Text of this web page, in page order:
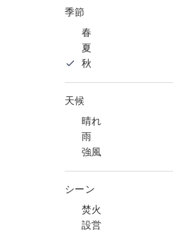
季節
春
夏
秋
天候
晴れ
雨
強風
シーン
焚火
設営